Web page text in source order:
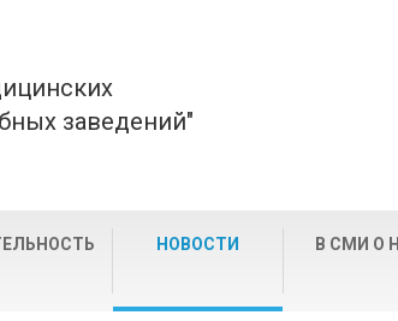
заведений"
НОВОСТИ В СМИ О